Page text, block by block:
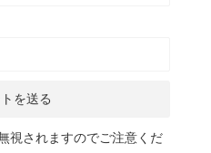
視されますのでご注意くだ